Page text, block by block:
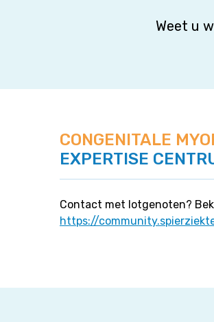
Weet u
CONGENITALE
EXPERTISE
Contact met lotgenoten?
https://